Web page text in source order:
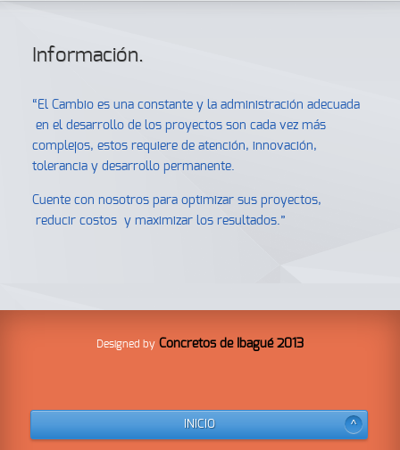
Información.
“El Cambio es una constante y la administración adecuada
en el desarrollo de los proyectos son cada vez más
complejos, estos requiere de atención, innovación,
tolerancia y desarrollo permanente.
Cuente con nosotros para optimizar sus proyectos,
reducir costos y maximizar los resultados.”
Designed by Concretos de Ibagué 2013
INICIO